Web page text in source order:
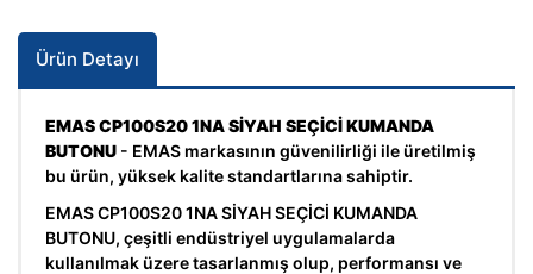
Ürün Detayı
EMAS CP100S20 1NA SİYAH SEÇİCİ KUMANDA
BUTONU - EMAS markasının güvenilirliği ile üretilmiş
bu ürün, yüksek kalite standartlarına sahiptir.
EMAS CP100S20 1NA SİYAH SEÇİCİ KUMANDA
BUTONU, çeşitli endüstriyel uygulamalarda
kullanılmak üzere tasarlanmış olup, performansı ve